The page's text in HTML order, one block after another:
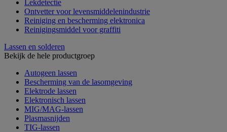
Lekdetectie
Ontvetter voor levensmiddelenindustrie
Reiniging en bescherming elektronica
Reinigingsmiddel voor graffiti
Lassen en solderen
Bekijk de hele productgroep
Autogeen lassen
Bescherming van de lasomgeving
Elektrode lassen
Elektronisch lassen
MIG/MAG-lassen
Plasmasnijden
TIG-lassen